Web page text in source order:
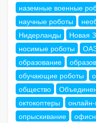
наземные военные
научные роботы
Нидерланды
Новая
носимые роботы
образование
обучающие роботы
общество
октокоптеры
онлайн-
опрыскивание